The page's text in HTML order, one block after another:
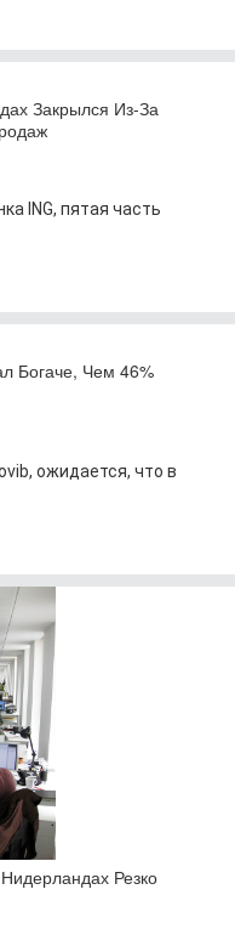
Закрылся Из-За
ING, пятая часть
Богаче, Чем 46%
ожидается, что в
Резко